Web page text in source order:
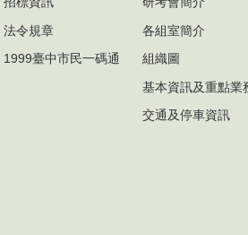
法令規章
1999臺中市民一碼通
各組室簡介
組織圖
基本資訊及重點業
交通及停車資訊